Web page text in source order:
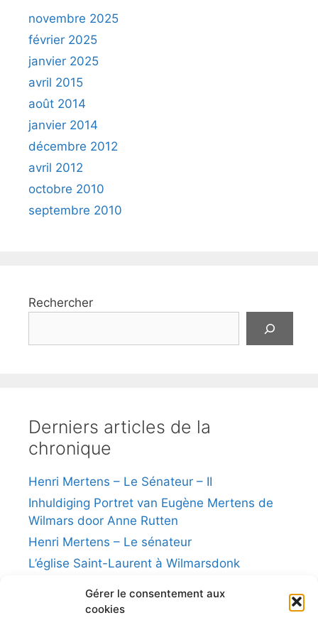
Gérer le consentement aux
cookies
novembre 2025
février 2025
janvier 2025
avril 2015
août 2014
janvier 2014
décembre 2012
avril 2012
octobre 2010
septembre 2010
Rechercher
Derniers articles de la
chronique
Henri Mertens – Le Sénateur – II
Inhuldiging Portret van Eugène Mertens de
Wilmars door Anne Rutten
Henri Mertens – Le sénateur
L’église Saint-Laurent à Wilmarsdonk